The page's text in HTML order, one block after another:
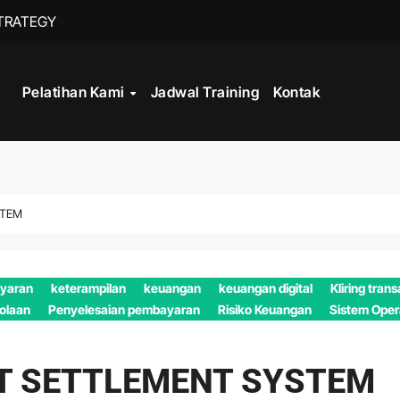
Pelatihan Kami Jadwal Training Kontak
keterampilan keuangan keuangan digital
Kliring
Penyelesaian pembayaran Risiko Keuangan
Sistem
SETTLEMENT SYSTEM